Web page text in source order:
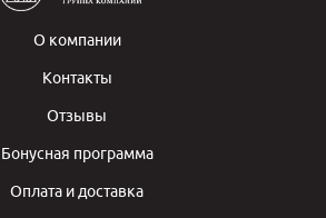
О компании
Контакты
Отзывы
Бонусная программа
Оплата и доставка